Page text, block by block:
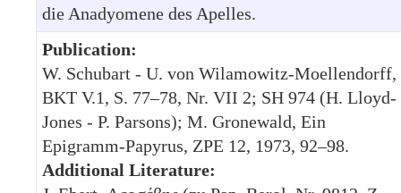
die Anadyomene des Apelles.
Publication:
W. Schubart - U. von Wilamowitz-Moellendorff,
BKT V.1, S. 77–78, Nr. VII 2; SH 974 (H. Lloyd-
Jones - P. Parsons); M. Gronewald, Ein
Epigramm-Papyrus, ZPE 12, 1973, 92–98.
Additional Literature: